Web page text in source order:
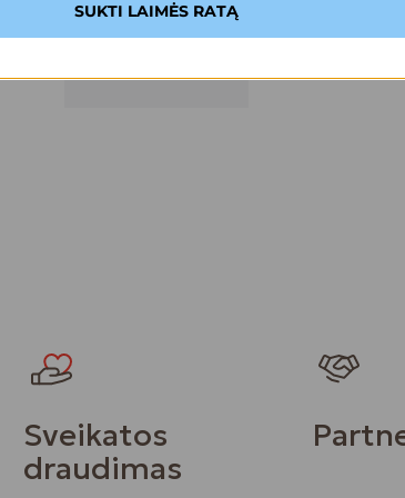
Sveikatos
draudimas
SUKTI LAIMĖS RATĄ